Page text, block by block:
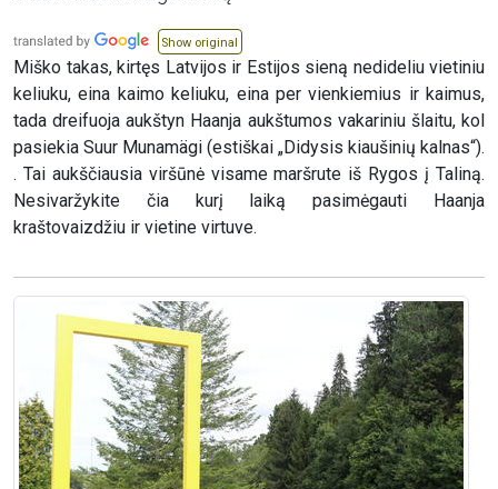
Show original
Miško takas, kirtęs Latvijos ir Estijos sieną nedideliu vietiniu
keliuku, eina kaimo keliuku, eina per vienkiemius ir kaimus,
tada dreifuoja aukštyn Haanja aukštumos vakariniu šlaitu, kol
pasiekia Suur Munamägi (estiškai „Didysis kiaušinių kalnas“).
. Tai aukščiausia viršūnė visame maršrute iš Rygos į Taliną.
Nesivaržykite čia kurį laiką pasimėgauti Haanja
kraštovaizdžiu ir vietine virtuve.